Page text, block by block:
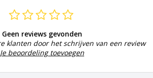
Geen reviews gevonden
klanten door het schrijven van een review
Je beoordeling toevoegen